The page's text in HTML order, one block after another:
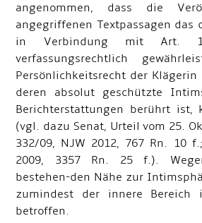
angenommen, dass die
angegriffenen Textpassagen das
in Verbindung mit Art.
verfassungsrechtlich
Persönlichkeitsrecht der
deren absolut geschützte
Berichterstattungen berührt ist,
(vgl. dazu Senat, Urteil vom 25.
332/09, NJW 2012, 767 Rn. 10
2009, 3357 Rn. 25 f.).
bestehen-den Nähe zur
zumindest der innere Bereich
betroffen.